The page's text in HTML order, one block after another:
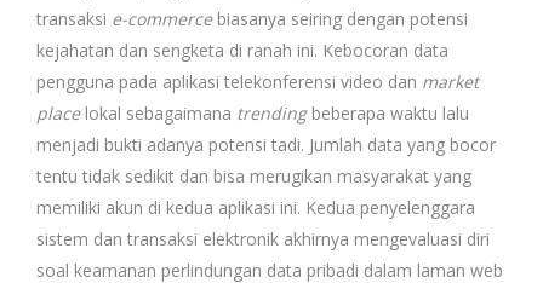
transaksi e-commerce biasanya seiring dengan potensi
kejahatan dan sengketa di ranah ini. Kebocoran data
pengguna pada aplikasi telekonferensi video dan market
placelokal sebagaimana trending beberapa waktu lalu
menjadi bukti adanya potensi tadi. Jumlah data yang bocor
tentu tidak sedikit dan bisa merugikan masyarakat yang
memiliki akun di kedua aplikasi ini. Kedua penyelenggara
sistem dan transaksi elektronik akhirnya mengevaluasi diri
soal keamanan perlindungan data pribadi dalam laman web